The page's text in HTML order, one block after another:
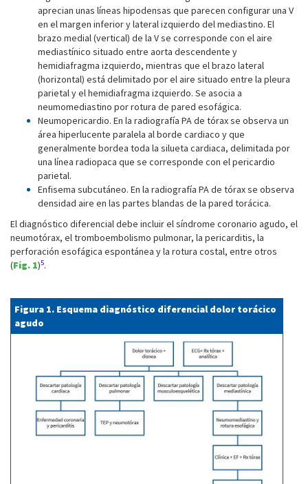
aprecian unas líneas hipodensas que parecen configurar una V
en el margen inferior y lateral izquierdo del mediastino. El
brazo medial (vertical) de la V se corresponde con el aire
mediastínico situado entre aorta descendente y
hemidiafragma izquierdo, mientras que el brazo lateral
(horizontal) está delimitado por el aire situado entre la pleura
parietal y el hemidiafragma izquierdo. Se asocia a
neumomediastino por rotura de pared esofágica.
Neumopericardio. En la radiografía PA de tórax se observa un
área hiperlucente paralela al borde cardiaco y que
generalmente bordea toda la silueta cardiaca, delimitada por
una línea radiopaca que se corresponde con el pericardio
parietal.
Enfisema subcutáneo. En la radiografía PA de tórax se observa
densidad aire en las partes blandas de la pared torácica.
El diagnóstico diferencial debe incluir el síndrome coronario agudo, el
neumotórax, el tromboembolismo pulmonar, la pericarditis, la
perforación esofágica espontánea y la rotura costal, entre otros
(Fig. 1)5.
Figura 1. Esquema diagnóstico diferencial dolor torácico
agudo